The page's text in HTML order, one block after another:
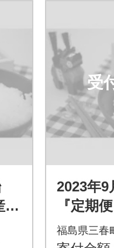
コ
受
2023年9
『定期
シヒカ
福島県三春